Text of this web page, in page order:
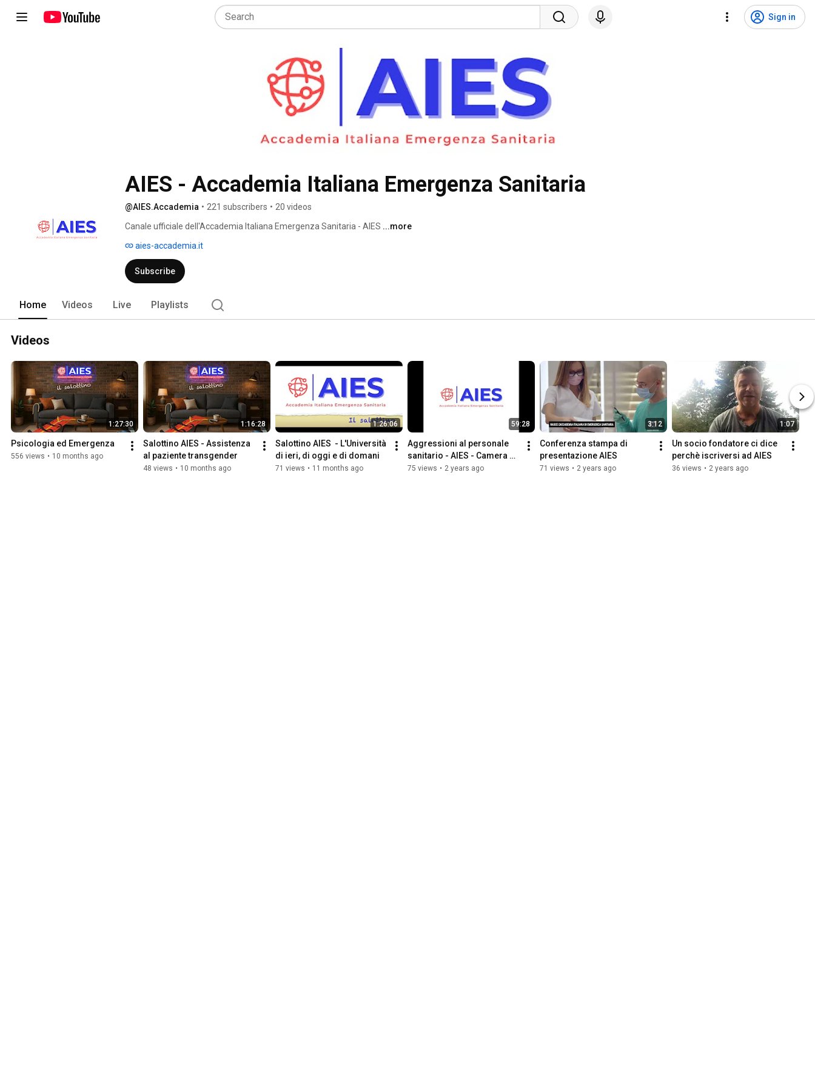
Sign in
AIES - Accademia Italiana Emergenza Sanitaria
@AIES.Accademia • 221 subscribers • 20 videos
Canale ufficiale dell'Accademia Italiana Emergenza Sanitaria - AIES ...more
aies-accademia.it
Subscribe
Home Videos Live Playlists
Videos
1:27:30
Psicologia ed Emergenza
556 views • 10 months ago
1:16:28
Salottino AIES - Assistenza
al paziente transgender
48 views • 10 months ago
1:26:06
Salottino AIES  - L'Università
di ieri, di oggi e di domani
71 views • 11 months ago
59:28
Aggressioni al personale
sanitario - AIES - Camera
dei Deputati 13 Marzo 2024
75 views • 2 years ago
3:12
Conferenza stampa di
presentazione AIES
71 views • 2 years ago
1:07
Un socio fondatore ci dice
perchè iscriversi ad AIES
36 views • 2 years ago